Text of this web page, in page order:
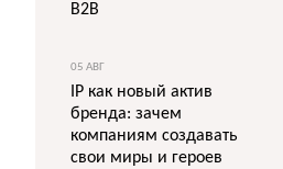
B2B
05 АВГ
IP как новый актив
бренда: зачем
компаниям создавать
свои миры и героев